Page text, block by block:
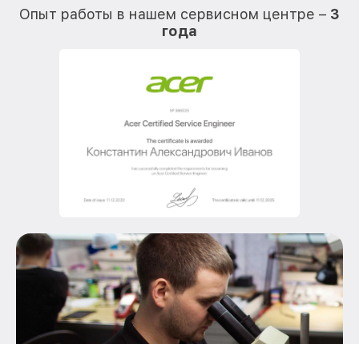
Опыт работы в нашем сервисном центре – 3
года